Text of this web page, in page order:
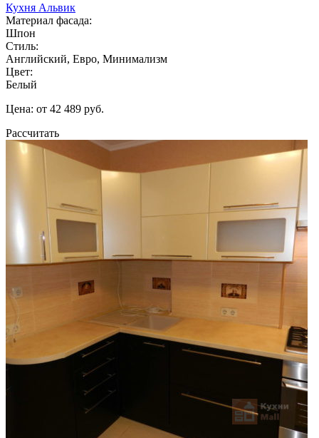
Кухня Альвик
Материал фасада:
Шпон
Стиль:
Английский, Евро, Минимализм
Цвет:
Белый
Цена: от 42 489 руб.
Рассчитать